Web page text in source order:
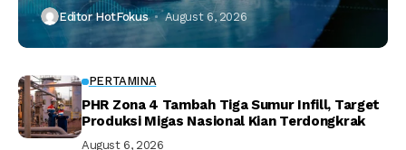
Editor HotFokus August 6, 2026
PERTAMINA
PHR Zona 4 Tambah Tiga Sumur Infill, Target
Produksi Migas Nasional Kian Terdongkrak
August 6, 2026